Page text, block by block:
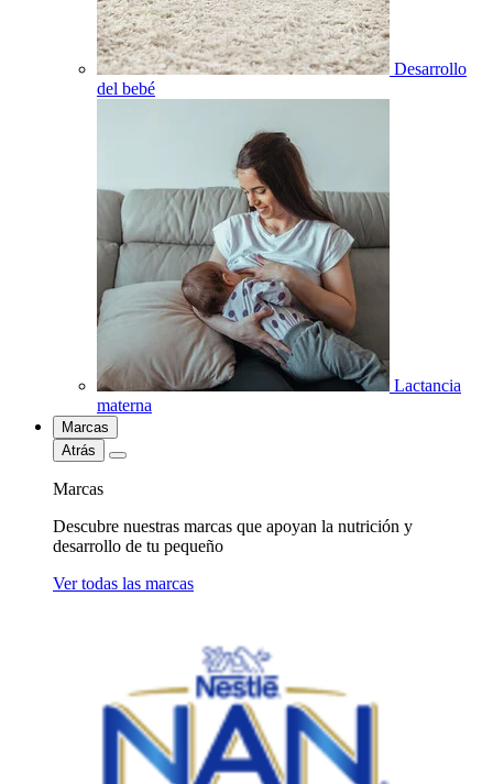
Desarrollo
del bebé
Lactancia
materna
Marcas
Atrás
Marcas
Descubre nuestras marcas que apoyan la nutrición y
desarrollo de tu pequeño
Ver todas las marcas